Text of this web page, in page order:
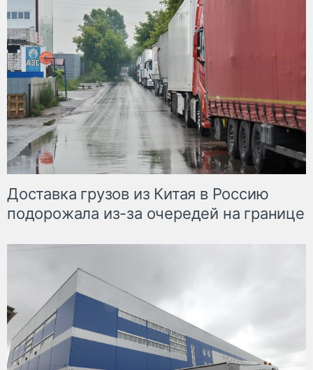
Доставка грузов из Китая в Россию
подорожала из-за очередей на границе